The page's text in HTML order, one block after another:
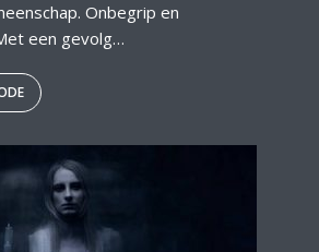
Onbegrip en
een gevolg…